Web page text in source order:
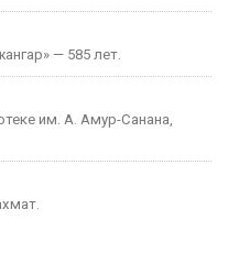
— 585 лет.
им. А. Амур-Санана,